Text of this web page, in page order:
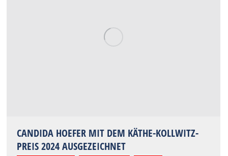
CANDIDA HOEFER MIT DEM KÄTHE-KOLLWITZ-
PREIS 2024 AUSGEZEICHNET